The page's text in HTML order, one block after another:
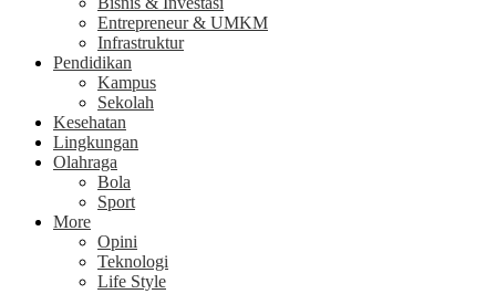
Entrepreneur & UMKM
Infrastruktur
Pendidikan
Kampus
Sekolah
Kesehatan
Lingkungan
Olahraga
Bola
Sport
More
Opini
Teknologi
Life Style